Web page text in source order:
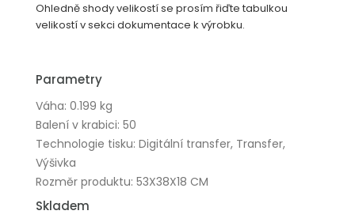
Ohledně shody velikostí se prosím řiďte tabulkou
velikostí v sekci dokumentace k výrobku.
Parametry
Váha: 0.199 kg
Balení v krabici: 50
Technologie tisku: Digitální transfer, Transfer,
Výšivka
Rozměr produktu: 53X38X18 CM
Skladem